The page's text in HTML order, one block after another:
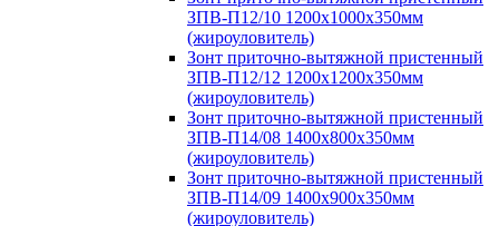
ЗПВ-П12/10 1200х1000х350мм
(жироуловитель)
Зонт приточно-вытяжной пристенный
ЗПВ-П12/12 1200х1200х350мм
(жироуловитель)
Зонт приточно-вытяжной пристенный
ЗПВ-П14/08 1400х800х350мм
(жироуловитель)
Зонт приточно-вытяжной пристенный
ЗПВ-П14/09 1400х900х350мм
(жироуловитель)